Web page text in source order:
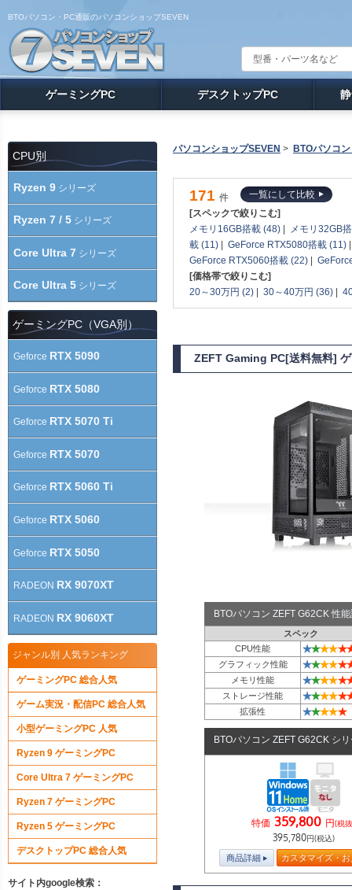
BTOパソコン・PC通販のパソコンショップSEVEN
ゲーミングPC デスクトップPC
パソコンショップSEVEN > BTOパソコ
171 件
一覧にして比較
[スペックで絞りこむ]
メモリ16GB搭載 (48) |
メモリ32GB
載 (11) | GeForce RTX5080搭載 (11)
GeForce RTX5060搭載 (22) |
[価格帯で絞りこむ]
20～30万円 (2) | 30～40万円 (36) |
ZEFT Gaming PC[送料無料]
BTOパソコン ZEFT G62CK 性
スペック
CPU性能
★★★★★
グラフィック性能 ★★★★★
メモリ性能 ★★★★★
ストレージ性能 ★★★★★
拡張性 ★★★★★
BTOパソコン ZEFT G62CK シ
特価 359,800 円(税
395,780円(税込)
商品詳細 カスタマイズ・
CPU別
Ryzen 9 シリーズ
Ryzen 7 / 5 シリーズ
Core Ultra 7 シリーズ
Core Ultra 5 シリーズ
ゲーミングPC（VGA別）
Geforce RTX 5090
Geforce RTX 5080
Geforce RTX 5070 Ti
Geforce RTX 5070
Geforce RTX 5060 Ti
Geforce RTX 5060
Geforce RTX 5050
RADEON RX 9070XT
RADEON RX 9060XT
ジャンル別 人気ランキング
ゲーミングPC 総合人気
ゲーム実況・配信PC 総合人気
小型ゲーミングPC 人気
Ryzen 9 ゲーミングPC
Core Ultra 7 ゲーミングPC
Ryzen 7 ゲーミングPC
Ryzen 5 ゲーミングPC
デスクトップPC 総合人気
サイト内google検索：